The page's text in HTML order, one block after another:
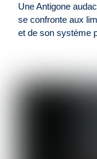
Une Antigone
se confronte aux
et de son système